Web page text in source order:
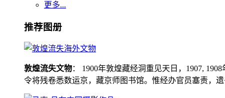
更多...
推荐图册
敦煌流失文物： 1900年敦煌藏经洞重见天日，1907,
令将残卷悉数运京，藏京师图书馆。惟经办官员塞责，